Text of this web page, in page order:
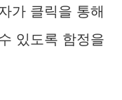
가 클릭을 통해
있도록 함정을